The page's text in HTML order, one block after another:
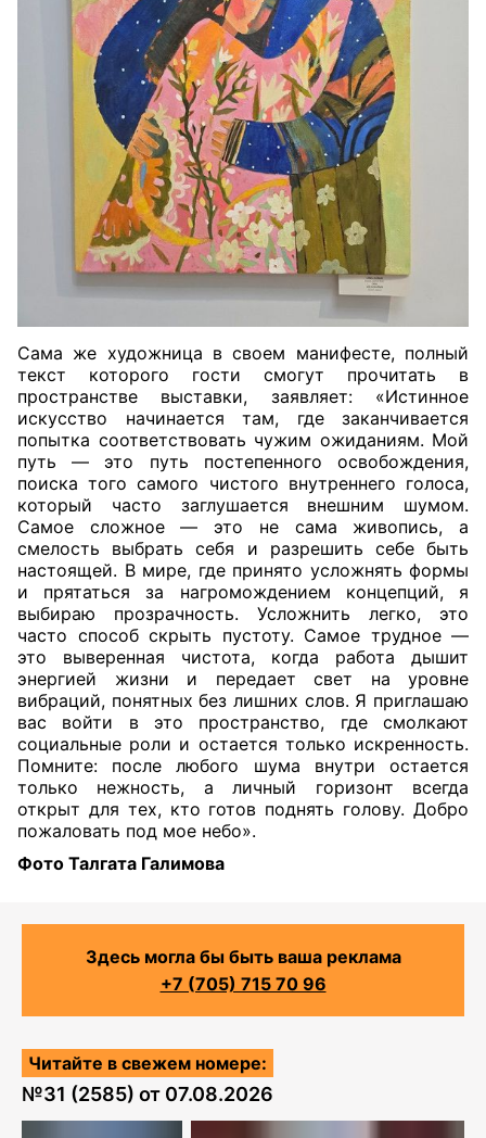
Сама же художница в своем манифесте, полный
текст которого гости смогут прочитать в
пространстве выставки, заявляет: «Истинное
искусство начинается там, где заканчивается
попытка соответствовать чужим ожиданиям. Мой
путь — это путь постепенного освобождения,
поиска того самого чистого внутреннего голоса,
который часто заглушается внешним шумом.
Самое сложное — это не сама живопись, а
смелость выбрать себя и разрешить себе быть
настоящей. В мире, где принято усложнять формы
и прятаться за нагромождением концепций, я
выбираю прозрачность. Усложнить легко, это
часто способ скрыть пустоту. Самое трудное —
это выверенная чистота, когда работа дышит
энергией жизни и передает свет на уровне
вибраций, понятных без лишних слов. Я приглашаю
вас войти в это пространство, где смолкают
социальные роли и остается только искренность.
Помните: после любого шума внутри остается
только нежность, а личный горизонт всегда
открыт для тех, кто готов поднять голову. Добро
пожаловать под мое небо».
Фото Талгата Галимова
Здесь могла бы быть ваша реклама
+7 (705) 715 70 96
Читайте в свежем номере:
№31 (2585) от 07.08.2026